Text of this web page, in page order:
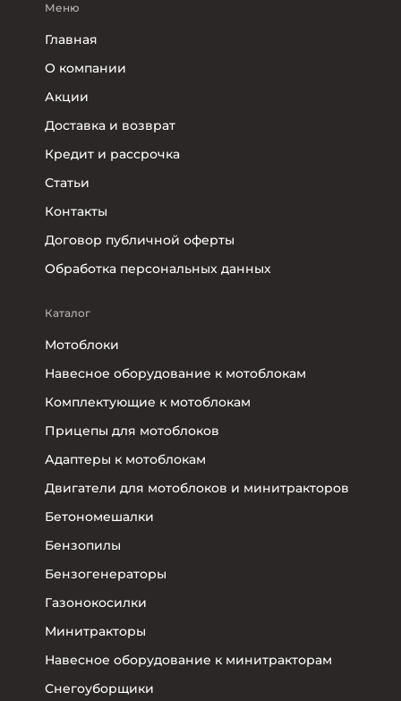
Меню
Главная
О компании
Акции
Доставка и возврат
Кредит и рассрочка
Статьи
Контакты
Договор публичной оферты
Обработка персональных данных
Каталог
Мотоблоки
Навесное оборудование к мотоблокам
Комплектующие к мотоблокам
Прицепы для мотоблоков
Адаптеры к мотоблокам
Двигатели для мотоблоков и минитракторов
Бетономешалки
Бензопилы
Бензогенераторы
Газонокосилки
Минитракторы
Навесное оборудование к минитракторам
Снегоуборщики